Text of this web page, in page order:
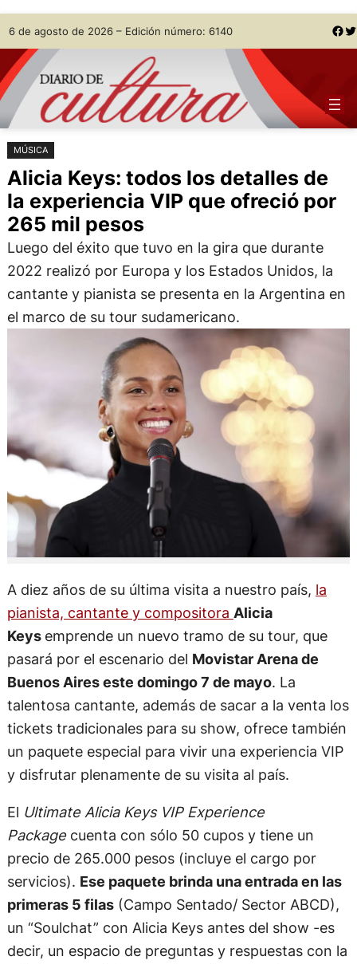
Saltar
al
contenido
Skip
to
content
6 de agosto de 2026 – Edición número: 6140 Facebook Twitter
MÚSICA
Alicia Keys: todos los detalles de
la experiencia VIP que ofreció por
265 mil pesos
Luego del éxito que tuvo en la gira que durante
2022 realizó por Europa y los Estados Unidos, la
cantante y pianista se presenta en la Argentina en
el marco de su tour sudamericano.
A diez años de su última visita a nuestro país, la
pianista, cantante y compositora Alicia
Keys emprende un nuevo tramo de su tour, que
pasará por el escenario del Movistar Arena de
Buenos Aires este domingo 7 de mayo. La
talentosa cantante, además de sacar a la venta los
tickets tradicionales para su show, ofrece también
un paquete especial para vivir una experiencia VIP
y disfrutar plenamente de su visita al país.
El Ultimate Alicia Keys VIP Experience
Package cuenta con sólo 50 cupos y tiene un
precio de 265.000 pesos (incluye el cargo por
servicios). Ese paquete brinda una entrada en las
primeras 5 filas(Campo Sentado/ Sector ABCD),
un “Soulchat” con Alicia Keys antes del show -es
decir, un espacio de preguntas y respuestas con la